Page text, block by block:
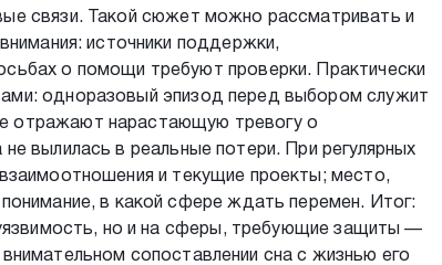
связи. Такой сюжет можно рассматривать и
источники поддержки,
о помощи требуют проверки. Практически
одноразовый эпизод перед выбором служит
отражают нарастающую тревогу о
вылилась в реальные потери. При регулярных
и текущие проекты; место,
в какой сфере ждать перемен. Итог:
но и на сферы, требующие защиты —
сопоставлении сна с жизнью его